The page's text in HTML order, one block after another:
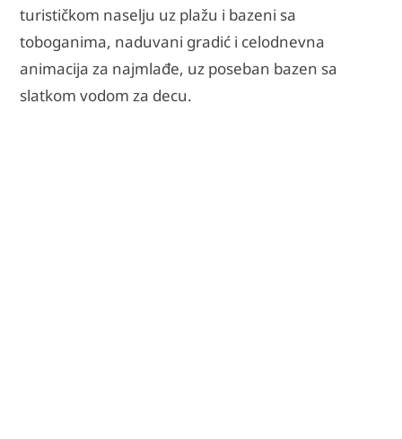
turističkom naselju uz plažu i bazeni sa
toboganima, naduvani gradić i celodnevna
animacija za najmlađe, uz poseban bazen sa
slatkom vodom za decu.